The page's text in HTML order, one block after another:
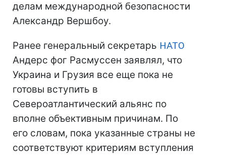
делам международной безопасности
Александр Вершбоу.
Ранее генеральный секретарь НАТО
Андерс фог Расмуссен заявлял, что
Украина и Грузия все еще пока не
готовы вступить в
Североатлантический альянс по
вполне объективным причинам. По
его словам, пока указанные страны не
соответствуют критериям вступления